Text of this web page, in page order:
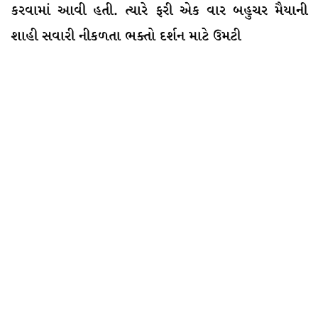
કરવામાં આવી હતી. ત્યારે ફરી એક વાર બહુચર મૈયાની
શાહી સવારી નીકળતા ભક્તો દર્શન માટે ઉમટી